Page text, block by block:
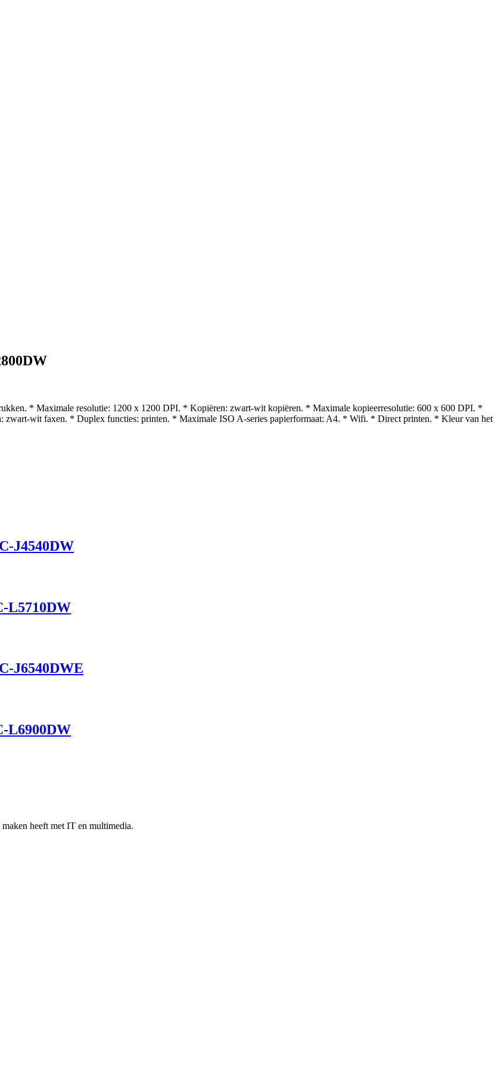
* Maximale resolutie: 1200 x 1200 DPI. * Kopiëren: zwart-wit kopiëren. * Maximale kopieerresolutie: 600 x 600 DPI. *
zwart-wit faxen. * Duplex functies: printen. * Maximale ISO A-series papierformaat: A4. * Wifi. * Direct printen. * Kleur van het
J4540DW
L5710DW
J6540DWE
L6900DW
heeft met IT en multimedia.